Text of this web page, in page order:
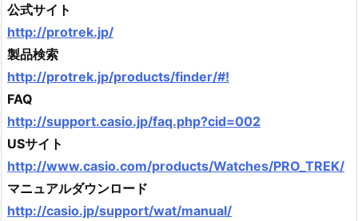
公式サイト
http://protrek.jp/
製品検索
http://protrek.jp/products/finder/#!
FAQ
http://support.casio.jp/faq.php?cid=002
USサイト
http://www.casio.com/products/Watches/PRO_TREK/
マニュアルダウンロード
http://casio.jp/support/wat/manual/